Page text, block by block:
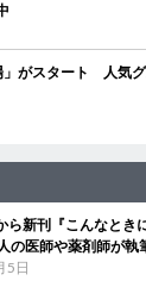
」がスタート 人気
ら新刊『こんなと
の医師や薬剤師が執
5日